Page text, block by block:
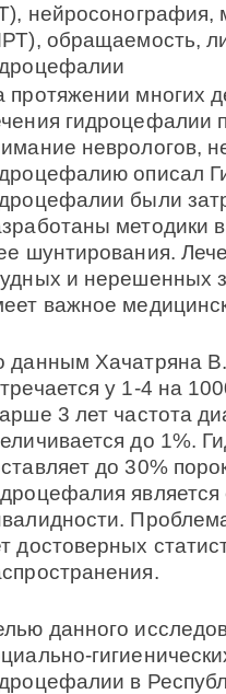
нейросонография,
обращаемость,
протяжении многих
гидроцефалии
неврологов,
описал
были
методики
шунтирования.
и нерешенных
важное
данным Хачатряна
у 1-4 на
3 лет частота
до 1%.
до 30%
достоверных
данного
в